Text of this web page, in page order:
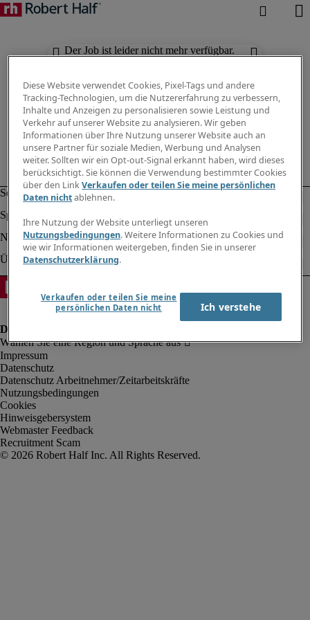
Der Job ist leider nicht mehr verfügbar.
Impressum
Datenschutz
Datenschutz Arbeitnehmer/Zeitarbeitskräfte
Nutzungsbedingungen
Cookies
Hinweisgebersystem
Webmaster Feedback
Recruitment Scam
Diese Website verwendet Cookies, Pixel-Tags und andere
Tracking-Technologien, um die Nutzererfahrung zu verbessern,
Inhalte und Anzeigen zu personalisieren sowie Leistung und
Verkehr auf unserer Website zu analysieren. Wir geben
Informationen über Ihre Nutzung unserer Website auch an
unsere Partner für soziale Medien, Werbung und Analysen
weiter. Sollten wir ein Opt-out-Signal erkannt haben, wird dieses
berücksichtigt. Sie können die Verwendung bestimmter Cookies
über den LinkVerkaufen oder teilen Sie meine persönlichen
Daten nichtablehnen.
Ihre Nutzung der Website unterliegt unseren
Nutzungsbedingungen. Weitere Informationen zu Cookies und
wie wir Informationen weitergeben, finden Sie in unserer
Datenschutzerklärung.
Verkaufen oder teilen Sie meine
persönlichen Daten nicht
Ich verstehe